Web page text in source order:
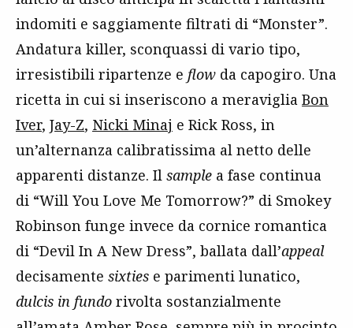
indomiti e saggiamente filtrati di “Monster”.
Andatura killer, sconquassi di vario tipo,
irresistibili ripartenze e flow da capogiro. Una
ricetta in cui si inseriscono a meraviglia Bon
Iver, Jay-Z, Nicki Minaj e Rick Ross, in
un’alternanza calibratissima al netto delle
apparenti distanze. Il sample a fase continua
di “Will You Love Me Tomorrow?” di Smokey
Robinson funge invece da cornice romantica
di “Devil In A New Dress”, ballata dall’appeal
decisamente sixties e parimenti lunatico,
dulcis in fundo rivolta sostanzialmente